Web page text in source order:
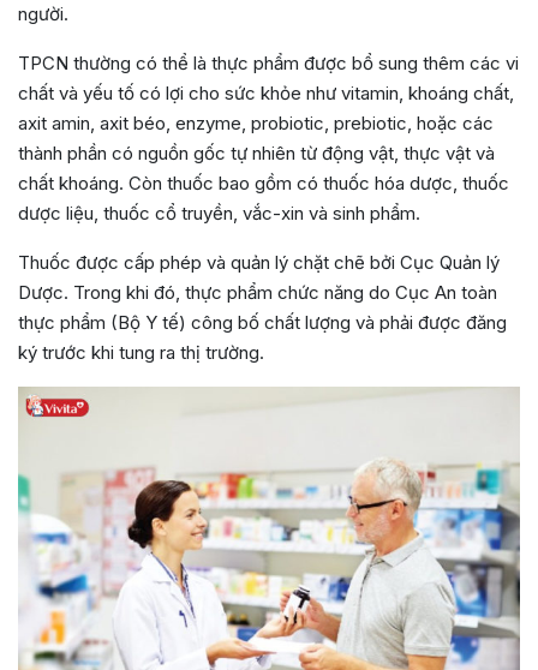
người.
TPCN thường có thể là thực phẩm được bổ sung thêm các vi
chất và yếu tố có lợi cho sức khỏe như vitamin, khoáng chất,
axit amin, axit béo, enzyme, probiotic, prebiotic, hoặc các
thành phần có nguồn gốc tự nhiên từ động vật, thực vật và
chất khoáng. Còn thuốc bao gồm có thuốc hóa dược, thuốc
dược liệu, thuốc cổ truyền, vắc-xin và sinh phẩm.
Thuốc được cấp phép và quản lý chặt chẽ bởi Cục Quản lý
Dược. Trong khi đó, thực phẩm chức năng do Cục An toàn
thực phẩm (Bộ Y tế) công bố chất lượng và phải được đăng
ký trước khi tung ra thị trường.